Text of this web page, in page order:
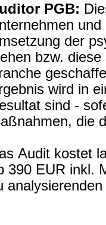
PGB:
der
bzw.
wird in
sind -
die
Audit kostet
390 EUR inkl.